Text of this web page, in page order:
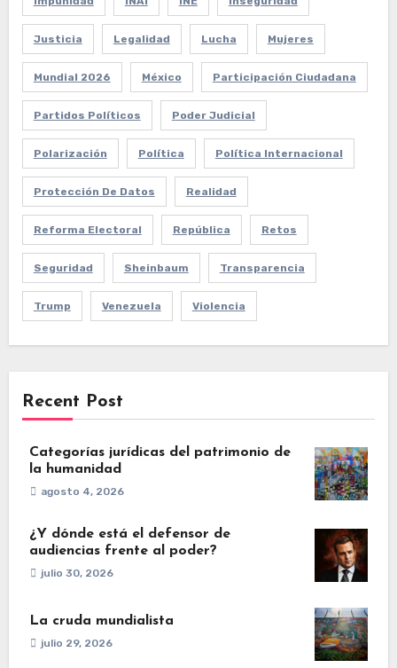
Justicia Legalidad Lucha Mujeres
Mundial 2026 México Participación Ciudadana
Partidos Políticos Poder Judicial
Polarización Política Política Internacional
Protección De Datos Realidad
Reforma Electoral República Retos
Seguridad Sheinbaum Transparencia
Trump Venezuela Violencia
Recent Post
Categorías jurídicas del patrimonio de
la humanidad
agosto 4, 2026
¿Y dónde está el defensor de
audiencias frente al poder?
julio 30, 2026
La cruda mundialista
julio 29, 2026